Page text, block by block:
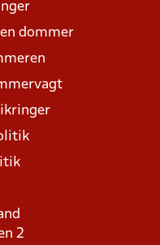
dommer
2